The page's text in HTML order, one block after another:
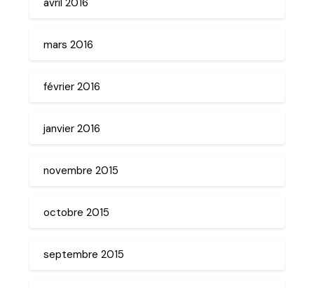
mars 2016
février 2016
janvier 2016
novembre 2015
octobre 2015
septembre 2015